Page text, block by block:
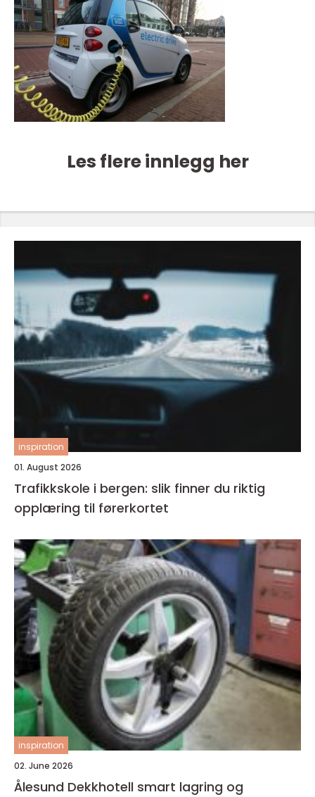
Les flere innlegg her
inspiration
01. August 2026
Trafikkskole i bergen: slik finner du riktig
opplæring til førerkortet
inspiration
02. June 2026
Ålesund Dekkhotell smart lagring og